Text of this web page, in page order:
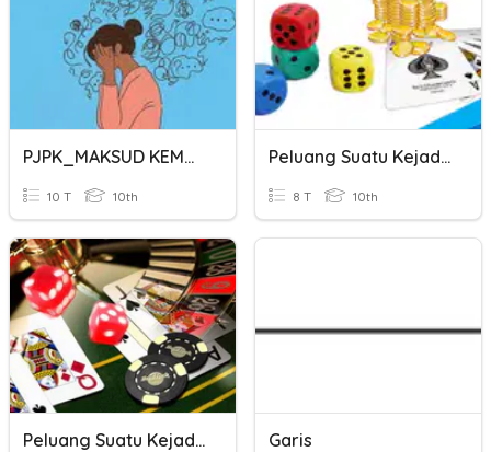
PJPK_MAKSUD KEMURUNGAN DAN TANDA KEMURUNGAN
10 T 10th
Peluang Suatu Kejadian
8 T 10th
Peluang Suatu Kejadian Garis